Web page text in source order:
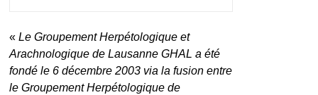
«Le Groupement Herpétologique et
Arachnologique de Lausanne GHAL a été
fondé le 6 décembre 2003 via la fusion entre
le Groupement Herpétologique de